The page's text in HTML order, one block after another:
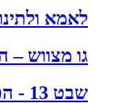
לאמא
גו מצווש –
שבט 13 - הכנה לבר מצווה